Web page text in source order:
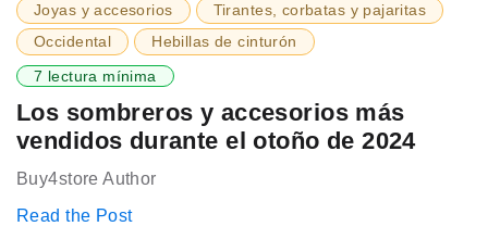
Joyas y accesorios
Tirantes, corbatas y pajaritas
Occidental
Hebillas de cinturón
7 lectura mínima
Los sombreros y accesorios más
vendidos durante el otoño de 2024
Buy4store Author
Read the Post